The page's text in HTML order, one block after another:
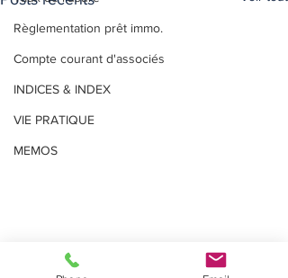
Règlementation prêt immo.
Compte courant d'associés
INDICES & INDEX
VIE PRATIQUE
MEMOS